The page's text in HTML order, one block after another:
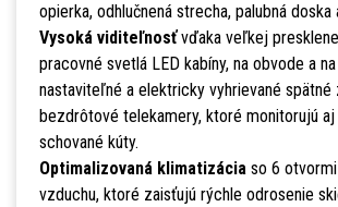
opierka, odhlučnená strecha, palubná doska
Vysoká viditeľnosťvďaka veľkej
pracovné svetlá LED kabíny, na obvode a
nastaviteľné a elektricky vyhrievané spätné
bezdrôtové telekamery, ktoré monitorujú aj
schované kúty.
Optimalizovaná klimatizáciaso 6
vzduchu, ktoré zaisťujú rýchle odrosenie